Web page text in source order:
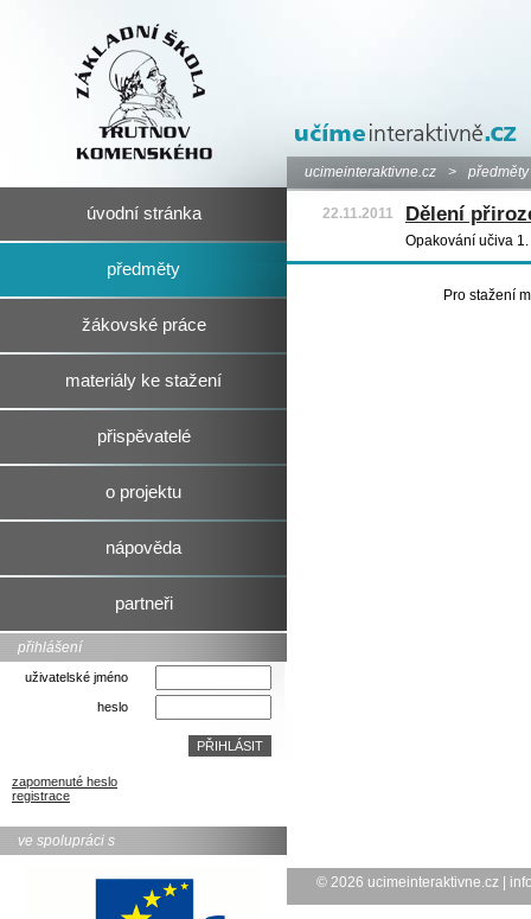
úvodní stránka
předměty
žákovské práce
materiály ke stažení
přispěvatelé
o projektu
nápověda
partneři
přihlášení
uživatelské jméno
heslo
zapomenuté heslo
registrace
ve spolupráci s
ucimeinteraktivne.cz > předměty
22.11.2011 Dělení
Opakování učiva
Pro stažení
© 2026 ucimeinteraktivne.cz